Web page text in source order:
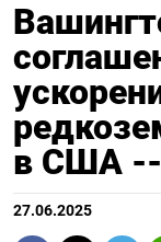
в США
27.06.2025